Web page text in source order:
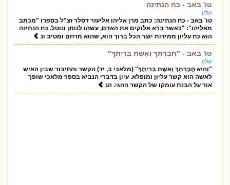
טו' באב - כח הנתינה
אלון
טו' באב - כח הנתינה: כתב מרן אליהו אליעזר דסלר זצ"ל בספרו "מכתב
מאליהו": "כאשר ברא אלוקים את האדם, עשהו לנותן ונוטל. כח הנתינה
הוא כח עליון ממידות יוצר הכל ברוך הוא, שהוא מרחם ומטיב ונ
טו' באב - "חֲבֶרְתְּךָ וְאֵשֶׁת בְּרִיתֶךָ"
אלון
"וְהִיא חֲבֶרְתְּךָ וְאֵשֶׁת בְּרִיתֶךָ" (מלאכי ב, יד) הקשר והחיבור שבין האיש
לאשה הוא קשר עליון ומופלא. עיון בדברי הנביא בספר מלאכי שופך
אור על הבנת עומקו של הקשר הזוגי. הנ